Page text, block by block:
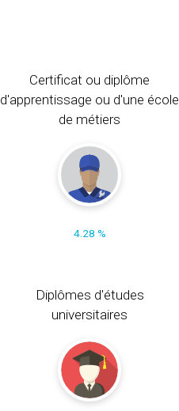
Certificat ou diplôme
d'apprentissage ou d'une école
de métiers
4.28 %
Diplômes d'études
universitaires